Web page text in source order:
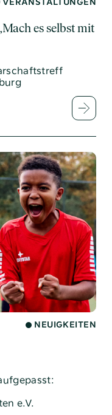
es selbst mit
NEUIGKEITEN
e.V.